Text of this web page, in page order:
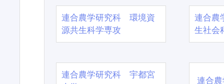
連合農学研究科 環境資
源共生科学専攻
連合農
生社会
連合農学研究科 宇都宮
連合